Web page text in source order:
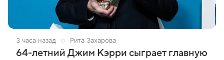
3 часа назад Рита Захарова
64-летний Джим Кэрри сыграет главную